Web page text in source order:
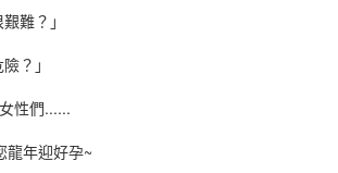
難？」
？」
性們......
龍年迎好孕~